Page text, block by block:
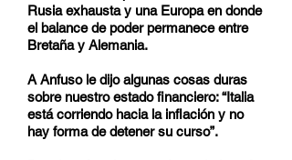
Rusia exhausta y una Europa en donde
el balance de poder permanece entre
Bretaña y Alemania.
A Anfuso le dijo algunas cosas duras
sobre nuestro estado financiero: “Italia
está corriendo hacia la inflación y no
hay forma de detener su curso”.